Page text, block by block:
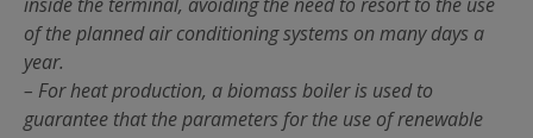
of the planned air conditioning systems on many days a
year.
– For heat production, a biomass boiler is used to
guarantee that the parameters for the use of renewable